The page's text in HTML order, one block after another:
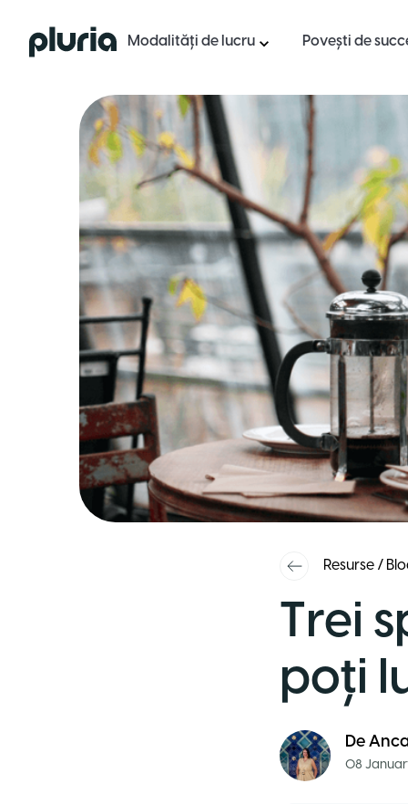
Logo Pluria Modalități de lucru Povești de
Resurse /
Trei
poți
De
08